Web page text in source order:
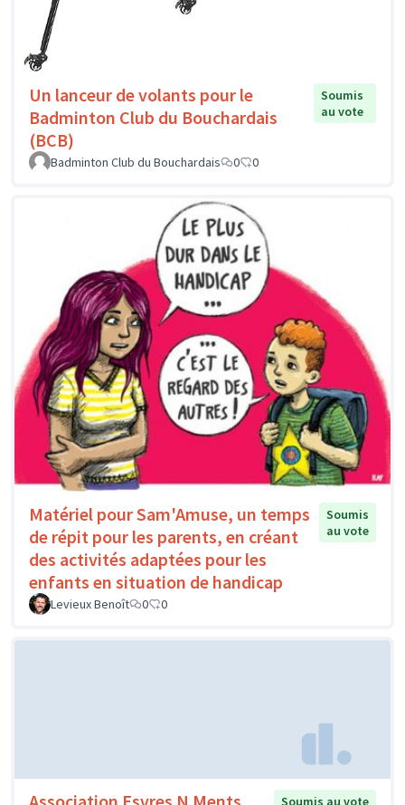
Un lanceur de volants pour le
Badminton Club du Bouchardais
(BCB)
Soumis
au vote
Badminton Club du Bouchardais 0 0
Matériel pour Sam'Amuse, un temps
de répit pour les parents, en créant
des activités adaptées pour les
enfants en situation de handicap
Soumis
au vote
Levieux Benoît 0 0
Soumis au vote